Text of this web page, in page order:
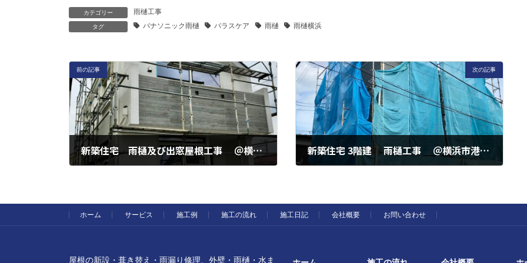
カテゴリー 雨樋工事
タグ パナソニック雨樋 パラスケア 雨樋 雨樋横浜
前の記事
新築住宅 雨樋及び出窓屋根工事 ＠横浜市南区 永田東
次の記事
新築住宅 3階建 雨樋工事 ＠横浜市港北区 下田町
ホーム サービス 施工例 施工の流れ 施工日記 会社概要 お問い合わせ
屋根の新設・葺き替え・雨漏り修理、外壁・雨樋・水ま